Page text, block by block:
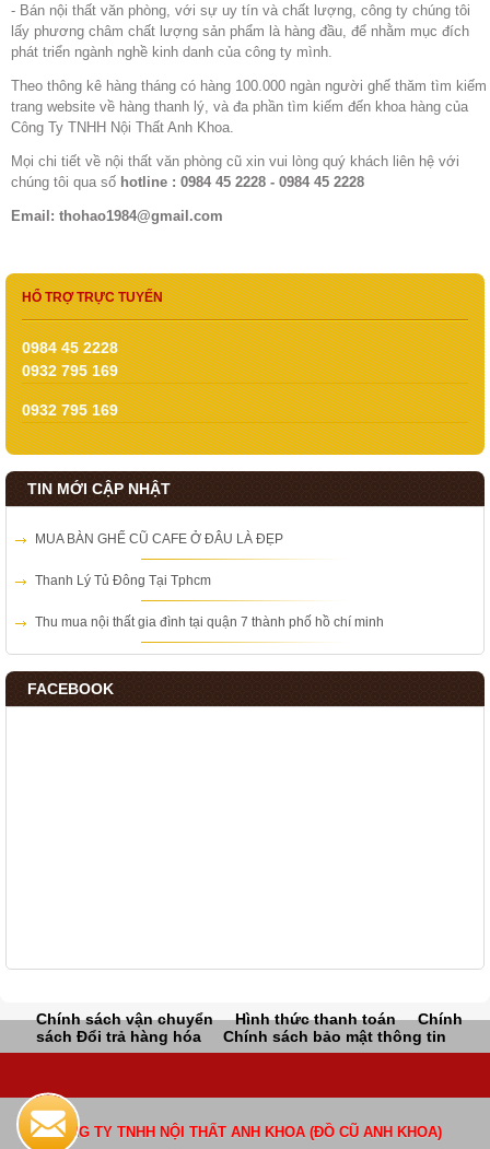
- Bán nội thất văn phòng, với sự uy tín và chất lượng, công ty chúng tôi
lấy phương châm chất lượng sản phẩm là hàng đầu, để nhằm mục đích
phát triển ngành nghề kinh danh của công ty mình.
Theo thông kê hàng tháng có hàng 100.000 ngàn người ghế thăm tìm kiếm
trang website về hàng thanh lý, và đa phần tìm kiếm đến khoa hàng của
Công Ty TNHH Nội Thất Anh Khoa.
Mọi chi tiết về nội thất văn phòng cũ xin vui lòng quý khách liên hệ với
chúng tôi qua số hotline : 0984 45 2228 - 0984 45 2228
Email: thohao1984@gmail.com
HỔ TRỢ TRỰC TUYẾN
0984 45 2228
0932 795 169
0932 795 169
TIN MỚI CẬP NHẬT
MUA BÀN GHẾ CŨ CAFE Ở ĐÂU LÀ ĐẸP
Thanh Lý Tủ Đông Tại Tphcm
Thu mua nội thất gia đình tại quận 7 thành phố hồ chí minh
FACEBOOK
Chính sách vận chuyển Hình thức thanh toán
Chính
sách Đổi trả hàng hóa
Chính sách bảo mật thông tin
CÔNG TY TNHH NỘI THẤT ANH KHOA (ĐỒ CŨ ANH KHOA)